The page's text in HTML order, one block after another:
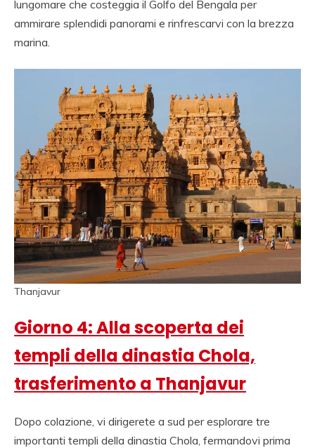
lungomare che costeggia il Golfo del Bengala per
ammirare splendidi panorami e rinfrescarvi con la brezza
marina.
Thanjavur
Giorno 4: Alla scoperta dei
templi della dinastia Chola,
trasferimento a Thanjavur
Dopo colazione, vi dirigerete a sud per esplorare tre
importanti templi della dinastia Chola, fermandovi prima